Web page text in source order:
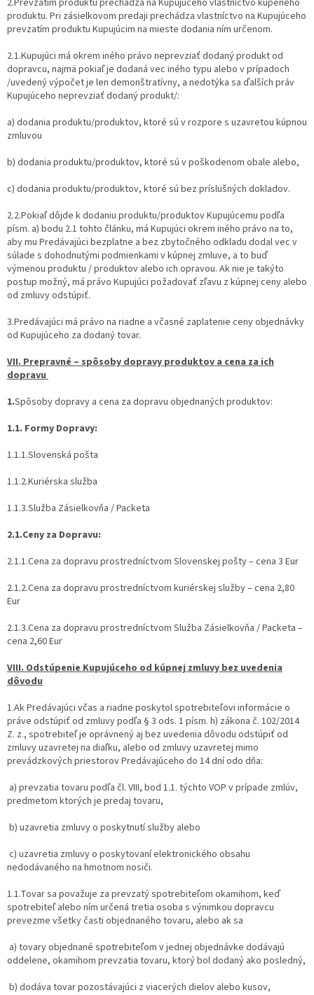
produktu. Pri zásielkovom predaji prechádza vlastníctvo na Kupujúceho
prevzatím produktu Kupujúcim na mieste dodania ním určenom.
2.1.Kupujúci má okrem iného právo neprevziať dodaný produkt od
dopravcu, najmä pokiaľ je dodaná vec iného typu alebo v prípadoch
/uvedený výpočet je len demonštratívny, a nedotýka sa ďalších práv
Kupujúceho neprevziať dodaný produkt/:
a) dodania produktu/produktov, ktoré sú v rozpore s uzavretou kúpnou
zmluvou
b) dodania produktu/produktov, ktoré sú v poškodenom obale alebo,
c) dodania produktu/produktov, ktoré sú bez príslušných dokladov.
2.2.Pokiaľ dôjde k dodaniu produktu/produktov Kupujúcemu podľa
písm. a) bodu 2.1 tohto článku, má Kupujúci okrem iného právo na to,
aby mu Predávajúci bezplatne a bez zbytočného odkladu dodal vec v
súlade s dohodnutými podmienkami v kúpnej zmluve, a to buď
výmenou produktu / produktov alebo ich opravou. Ak nie je takýto
postup možný, má právo Kupujúci požadovať zľavu z kúpnej ceny alebo
od zmluvy odstúpiť.
3.Predávajúci má právo na riadne a včasné zaplatenie ceny objednávky
od Kupujúceho za dodaný tovar.
VII. Prepravné – spôsoby dopravy produktov a cena za ich
dopravu
1.Spôsoby dopravy a cena za dopravu objednaných produktov:
1.1. Formy Dopravy:
1.1.1.Slovenská pošta
1.1.2.Kuriérska služba
1.1.3.Služba Zásielkovňa / Packeta
2.1.Ceny za Dopravu:
2.1.1.Cena za dopravu prostredníctvom Slovenskej pošty – cena 3 Eur
2.1.2.Cena za dopravu prostredníctvom kuriérskej služby – cena 2,80
Eur
2.1.3.Cena za dopravu prostredníctvom Služba Zásielkovňa / Packeta –
cena 2,60 Eur
VIII. Odstúpenie Kupujúceho od kúpnej zmluvy bez uvedenia
dôvodu
1.Ak Predávajúci včas a riadne poskytol spotrebiteľovi informácie o
práve odstúpiť od zmluvy podľa § 3 ods. 1 písm. h) zákona č. 102/2014
Z. z., spotrebiteľ je oprávnený aj bez uvedenia dôvodu odstúpiť od
zmluvy uzavretej na diaľku, alebo od zmluvy uzavretej mimo
prevádzkových priestorov Predávajúceho do 14 dní odo dňa:
a) prevzatia tovaru podľa čl. VIII, bod 1.1. týchto VOP v prípade zmlúv,
predmetom ktorých je predaj tovaru,
b) uzavretia zmluvy o poskytnutí služby alebo
c) uzavretia zmluvy o poskytovaní elektronického obsahu
nedodávaného na hmotnom nosiči.
1.1.Tovar sa považuje za prevzatý spotrebiteľom okamihom, keď
spotrebiteľ alebo ním určená tretia osoba s výnimkou dopravcu
prevezme všetky časti objednaného tovaru, alebo ak sa
a) tovary objednané spotrebiteľom v jednej objednávke dodávajú
oddelene, okamihom prevzatia tovaru, ktorý bol dodaný ako posledný,
b) dodáva tovar pozostávajúci z viacerých dielov alebo kusov,